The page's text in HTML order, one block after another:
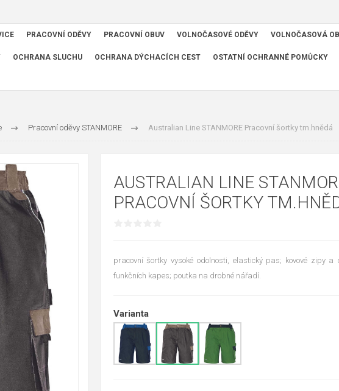
PRACOVNÍ ODĚVY PRACOVNÍ OBUV VOLNOČASOVÉ ODĚVY VOLNOČASOVÁ
OCHRANA SLUCHU OCHRANA DÝCHACÍCH CEST OSTATNÍ OCHRANNÉ POMŮCKY
Pracovní oděvy STANMORE Australian Line STANMORE Pracovní šortky tm.hnědá
AUSTRALIAN LINE
PRACOVNÍ ŠORTKY
pracovní šortky vysoké odolnosti, elastický pas; kovové zipy
funkčních kapes; poutka na drobné nářadí.
Varianta